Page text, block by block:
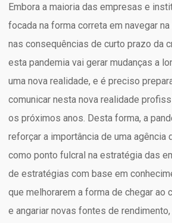
Embora a maioria das empresas e
focada na forma correta em navegar
nas consequências de curto prazo da
esta pandemia vai gerar mudanças a
uma nova realidade, e é preciso
comunicar nesta nova realidade
os próximos anos. Desta forma, a
reforçar a importância de uma agência
como ponto fulcral na estratégia das
de estratégias com base em
que melhorarem a forma de chegar ao
e angariar novas fontes de